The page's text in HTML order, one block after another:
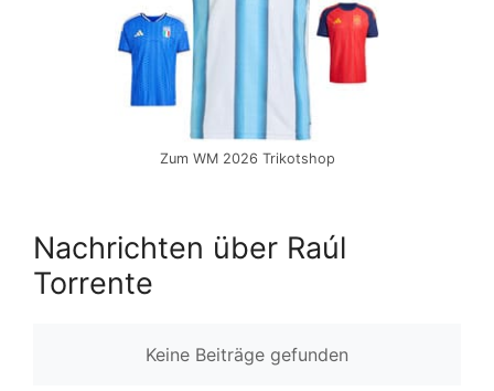
Zum WM 2026 Trikotshop
Nachrichten über Raúl
Torrente
Keine Beiträge gefunden